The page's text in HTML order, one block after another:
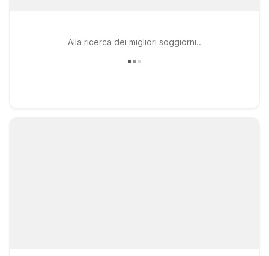
Alla ricerca dei migliori soggiorni..